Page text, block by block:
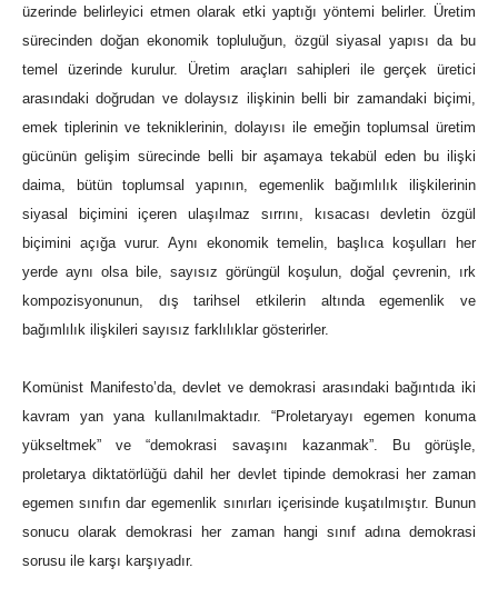
üzerinde belirleyici etmen olarak etki yaptığı yöntemi belirler. Üretim
sürecinden doğan ekonomik topluluğun, özgül siyasal yapısı da bu
temel üzerinde kurulur. Üretim araçları sahipleri ile gerçek üretici
arasındaki doğrudan ve dolaysız ilişkinin belli bir zamandaki biçimi,
emek tiplerinin ve tekniklerinin, dolayısı ile emeğin toplumsal üretim
gücünün gelişim sürecinde belli bir aşamaya tekabül eden bu ilişki
daima, bütün toplumsal yapının, egemenlik bağımlılık ilişkilerinin
siyasal biçimini içeren ulaşılmaz sırrını, kısacası devletin özgül
biçimini açığa vurur. Aynı ekonomik temelin, başlıca koşulları her
yerde aynı olsa bile, sayısız görüngül koşulun, doğal çevrenin, ırk
kompozisyonunun, dış tarihsel etkilerin altında egemenlik ve
bağımlılık ilişkileri sayısız farklılıklar gösterirler.
Komünist Manifesto’da, devlet ve demokrasi arasındaki bağıntıda iki
kavram yan yana kullanılmaktadır. “Proletaryayı egemen konuma
yükseltmek” ve “demokrasi savaşını kazanmak”. Bu görüşle,
proletarya diktatörlüğü dahil her devlet tipinde demokrasi her zaman
egemen sınıfın dar egemenlik sınırları içerisinde kuşatılmıştır. Bunun
sonucu olarak demokrasi her zaman hangi sınıf adına demokrasi
sorusu ile karşı karşıyadır.